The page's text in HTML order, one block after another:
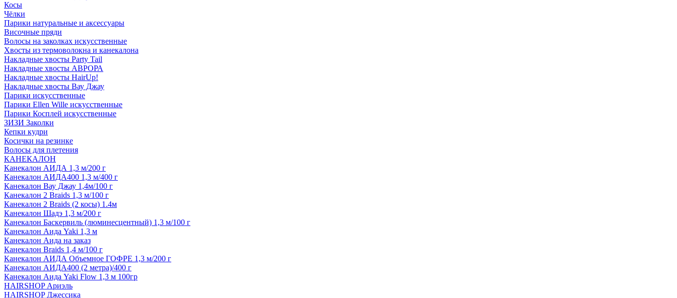
Косы
Чёлки
Парики натуральные и аксессуары
Височные пряди
Волосы на заколках искусственные
Хвосты из термоволокна и канекалона
Накладные хвосты Party Tail
Накладные хвосты АВРОРА
Накладные хвосты HairUp!
Накладные хвосты Вау Джау
Парики искусственные
Парики Ellen Wille искусственные
Парики Косплей искусственные
ЗИЗИ Заколки
Кепки кудри
Косички на резинке
Волосы для плетения
КАНЕКАЛОН
Канекалон АИДА 1,3 м/200 г
Канекалон АИДА400 1,3 м/400 г
Канекалон Вау Джау 1,4м/100 г
Канекалон 2 Braids 1,3 м/100 г
Канекалон 2 Braids (2 косы) 1.4м
Канекалон Шадэ 1,3 м/200 г
Канекалон Баскервиль (люминесцентный) 1,3 м/100 г
Канекалон Аида Yaki 1,3 м
Канекалон Аида на заказ
Канекалон Braids 1,4 м/100 г
Канекалон АИДА Объемное ГОФРЕ 1,3 м/200 г
Канекалон АИДА400 (2 метра)/400 г
Канекалон Аида Yaki Flow 1,3 м 100гр
HAIRSHOP Ариэль
HAIRSHOP Джессика